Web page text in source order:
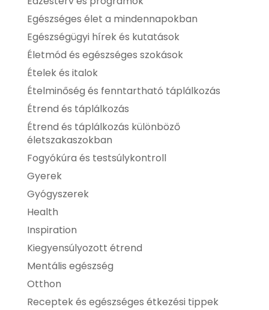
Egészséges élet a mindennapokban
Egészségügyi hírek és kutatások
Életmód és egészséges szokások
Ételek és italok
Ételminőség és fenntartható táplálkozás
Étrend és táplálkozás
Étrend és táplálkozás különböző
életszakaszokban
Fogyókúra és testsúlykontroll
Gyerek
Gyógyszerek
Health
Inspiration
Kiegyensúlyozott étrend
Mentális egészség
Otthon
Receptek és egészséges étkezési tippek